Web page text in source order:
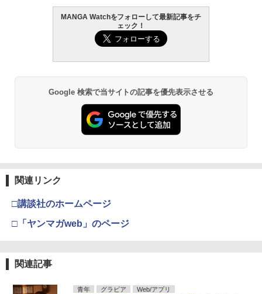
MANGA Watchをフォローして最新記事をチ
ェック！
Google 検索で当サイトの記事を優先表示させる
関連リンク
□講談社のホームページ
□「ヤンマガweb」のページ
関連記事
青年 グラビア Web/アプリ